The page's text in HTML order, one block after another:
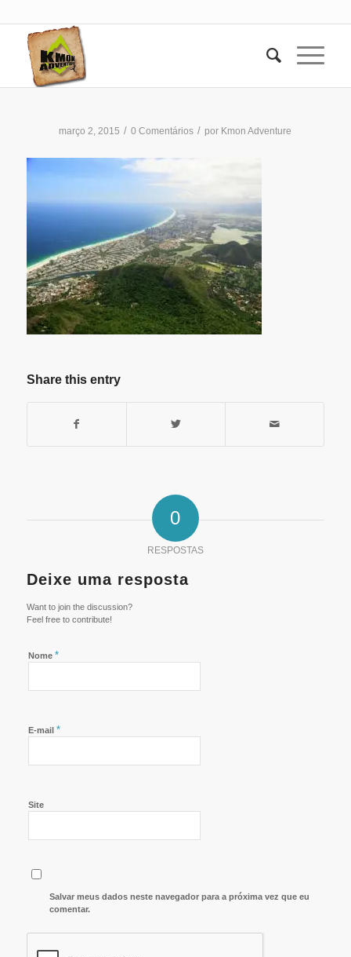
março 2, 2015 / 0 Comentários / por Kmon Adventure
Share this entry
0
RESPOSTAS
Deixe uma resposta
Want to join the discussion?
Feel free to contribute!
Nome *
E-mail *
Site
Salvar meus dados neste navegador para a próxima vez que eu
comentar.